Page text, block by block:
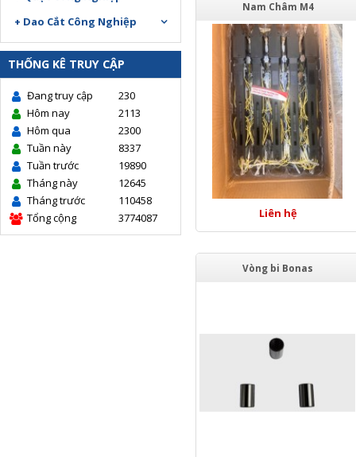
+ Dao Cắt Công Nghiệp
THỐNG KÊ TRUY CẬP
Đang truy cập
230
Hôm nay
2113
Hôm qua
2300
Tuần này
8337
Tuần trước
19890
Tháng này
12645
Tháng trước
110458
Tổng cộng
3774087
Nam Châm M4
Liên hệ
Vòng bi Bonas